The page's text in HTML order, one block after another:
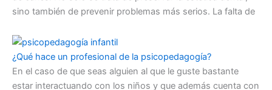
sino también de prevenir problemas más serios. La falta de
¿Qué hace un profesional de la psicopedagogía?
En el caso de que seas alguien al que le guste bastante
estar interactuando con los niños y que además cuenta con